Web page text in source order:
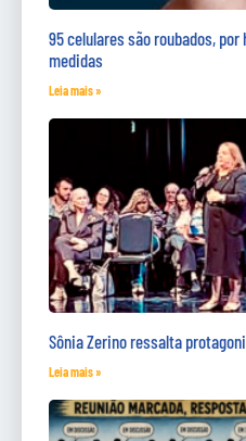
95 celulares são roubados,
medidas
Leia mais »
Sônia Zerino ressalta
Leia mais »